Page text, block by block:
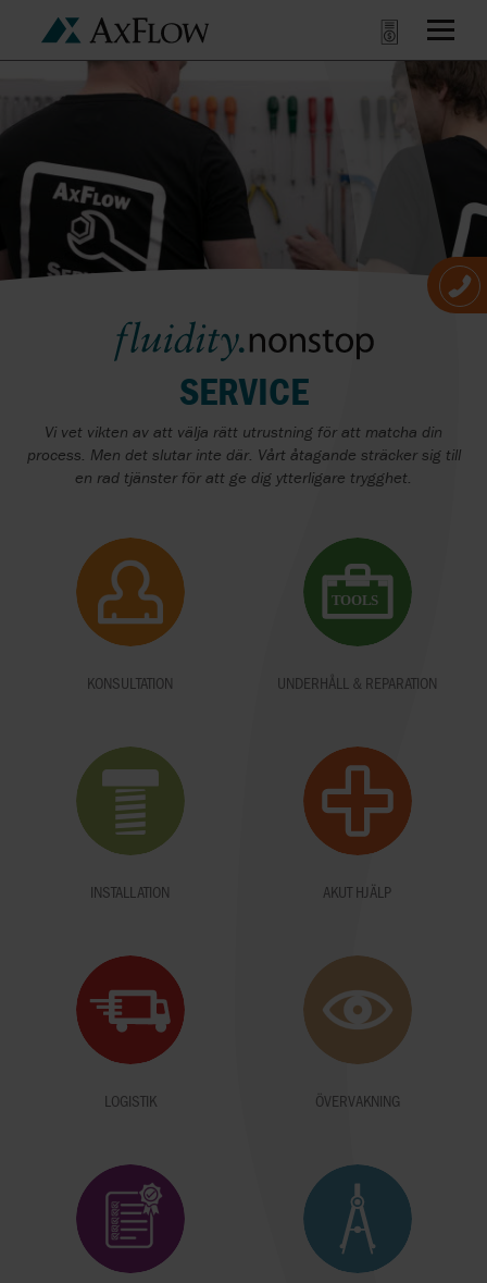
SERVICE
Vi vet vikten av att välja rätt utrustning för att matcha din
process. Men det slutar inte där. Vårt åtagande sträcker sig till
en rad tjänster för att ge dig ytterligare trygghet.
KONSULTATION UNDERHÅLL & REPARATION
INSTALLATION AKUT HJÄLP
LOGISTIK ÖVERVAKNING